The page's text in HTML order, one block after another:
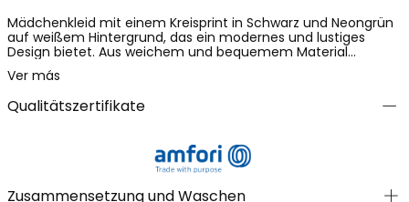
Mädchenkleid mit einem Kreisprint in Schwarz und Neongrün
auf weißem Hintergrund, das ein modernes und lustiges
Design bietet. Aus weichem und bequemem Material
gefertigt, ideal für den täglichen Gebrauch im Frühling und
Sommer. Sein ärmelloses Design und der seitliche Volant
verleihen einen markanten Touch. Erhältlich in Größen von 2
bis 14 Jahren, passt es sich verschiedenen Altersgruppen an.
Gelegenheit oder den Alltag.
Ver más
Qualitätszertifikate
Zusammensetzung und Waschen